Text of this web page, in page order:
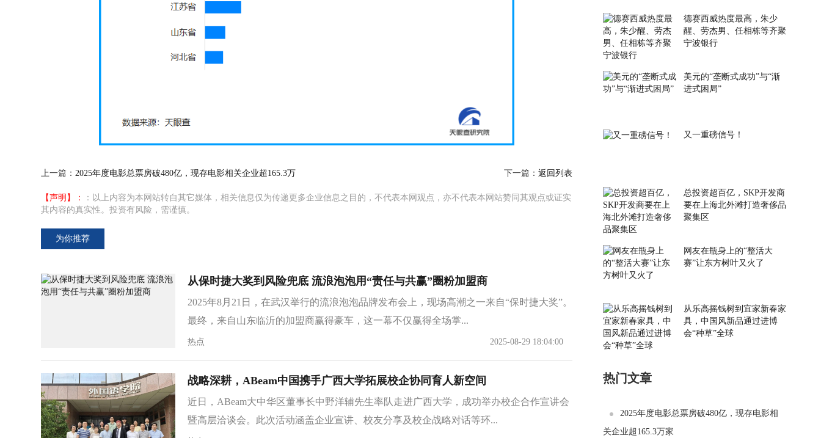
上一篇： 2025年度电影总票房破480亿，现存电影相关企业超165.3万 下一篇： 返回列表
【声明】：
：以上内容为本网站转自其它媒体，相关信息仅为传递更多企业信息之目的，不代表本网观点，亦不代表本网站赞同其观点或证实
其内容的真实性。投资有风险，需谨慎。
为你推荐
从保时捷大奖到风险兜底 流浪泡泡用“责任与共赢”圈粉加盟商
2025年8月21日，在武汉举行的流浪泡泡品牌发布会上，现场高潮之一来自“保时捷大奖”。
最终，来自山东临沂的加盟商赢得豪车，这一幕不仅赢得全场掌...
热点 2025-08-29 18:04:00
战略深耕，ABeam中国携手广西大学拓展校企协同育人新空间
近日，ABeam大中华区董事长中野洋辅先生率队走进广西大学，成功举办校企合作宣讲会
暨高层洽谈会。此次活动涵盖企业宣讲、校友分享及校企战略对话等环...
德赛西威热度最高，朱少
醒、劳杰男、任相栋等齐聚
宁波银行
美元的“垄断式成功”与“渐
进式困局”
又一重磅信号！
总投资超百亿，SKP开发商
要在上海北外滩打造奢侈品
聚集区
网友在瓶身上的“整活大
赛”让东方树叶又火了
从乐高摇钱树到宜家新春家
具，中国风新品通过进博
会“种草”全球
热门文章
2025年度电影总票房破480亿，现存电影相
关企业超165.3万家